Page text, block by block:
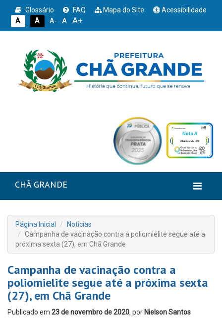
Glossário FAQ Mapa do Site
Acessibilidade
A
A A- A A+
CHÃ GRANDE
Página Inicial
Notícias
Campanha de vacinação contra a poliomielite segue até a
próxima sexta (27), em Chã Grande
Campanha de vacinação contra a
poliomielite segue até a próxima sexta
(27), em Chã Grande
Publicado em 23 de novembro de 2020, por Nielson Santos